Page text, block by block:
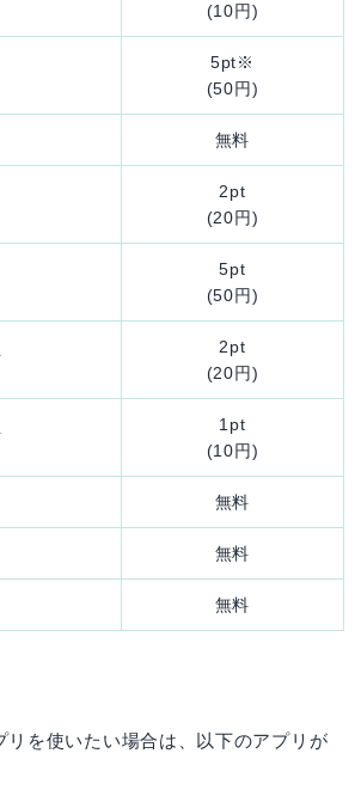
(10円)
5pt※
(50円)
無料
2pt
(20円)
5pt
(50円)
2pt
(20円)
1pt
(10円)
無料
無料
無料
を使いたい場合は、以下のアプリが